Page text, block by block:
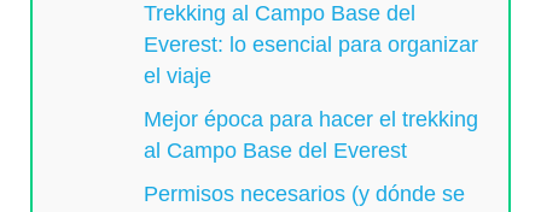
Trekking al Campo Base del
Everest: lo esencial para organizar
el viaje
Mejor época para hacer el trekking
al Campo Base del Everest
Permisos necesarios (y dónde se